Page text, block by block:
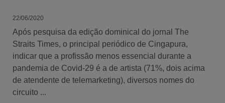
22/06/2020
Após pesquisa da edição dominical do jornal The
Straits Times, o principal periódico de Cingapura,
indicar que a profissão menos essencial durante a
pandemia de Covid-29 é a de artista (71%, dois acima
de atendente de telemarketing), diversos nomes do
circuito ...